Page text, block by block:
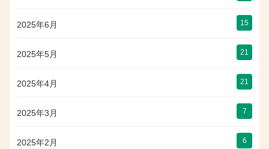
2025年6月 15
2025年5月 21
2025年4月 21
2025年3月 7
2025年2月 6